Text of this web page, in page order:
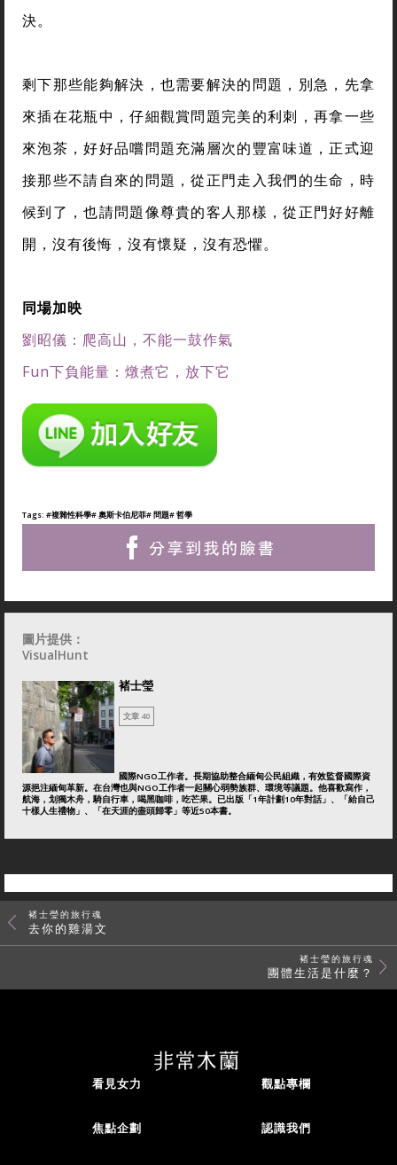
決。
剩下那些能夠解決，也需要解決的問題，別急，先拿
來插在花瓶中，仔細觀賞問題完美的利刺，再拿一些
來泡茶，好好品嚐問題充滿層次的豐富味道，正式迎
接那些不請自來的問題，從正門走入我們的生命，時
候到了，也請問題像尊貴的客人那樣，從正門好好離
開，沒有後悔，沒有懷疑，沒有恐懼。
同場加映
劉昭儀：爬高山，不能一鼓作氣
Fun下負能量：燉煮它，放下它
Tags: #複雜性科學# 奧斯卡伯尼菲# 問題# 哲學
圖片提供：
VisualHunt
褚士瑩
文章 40
國際NGO工作者。長期協助整合緬甸公民組織，有效監督國際資
源挹注緬甸革新。在台灣也與NGO工作者一起關心弱勢族群、環境等議題。他喜歡寫作，
航海，划獨木舟，騎自行車，喝黑咖啡，吃芒果。已出版「1年計劃10年對話」、「給自己
十樣人生禮物」、「在天涯的盡頭歸零」等近50本書。
褚士瑩的旅行魂
去你的雞湯文
褚士瑩的旅行魂
團體生活是什麼？
看見女力 觀點專欄
焦點企劃 認識我們